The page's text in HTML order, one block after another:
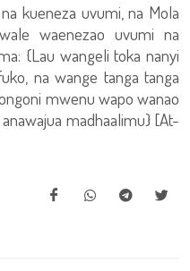
kueneza uvumi, na Mola
waenezao uvumi na
{Lau wangeli toka nanyi
na wange tanga tanga
mwenu wapo wanao
madhaalimu} [At-